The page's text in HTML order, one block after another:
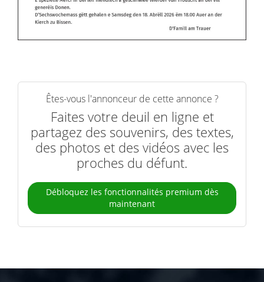
Êtes-vous l'annonceur de cette annonce ?
Faites votre deuil en ligne et
partagez des souvenirs, des textes,
des photos et des vidéos avec les
proches du défunt.
Débloquez les fonctionnalités premium dès
maintenant